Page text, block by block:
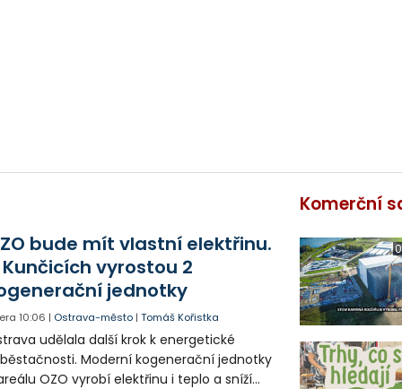
bude mít vlastní elektřinu.
Kunčicích vyrostou 2
jednotky
10:06 | Ostrava-město |Tomáš Kořistka
udělala další krok k energetické
Moderní kogenerační jednotky
OZO vyrobí elektřinu i teplo a sníží
Komerční